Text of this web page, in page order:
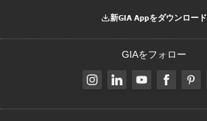
新GIA Appをダウンロード
GIAをフォロー